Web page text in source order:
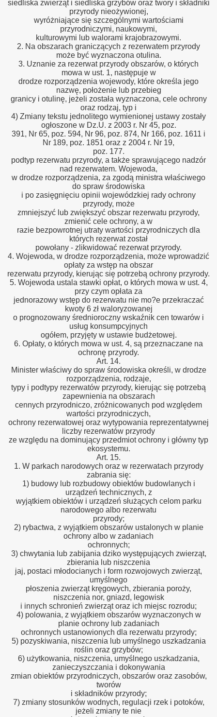
siedliska zwierząt i siedliska grzybów oraz twory i składniki
przyrody nieożywionej,
wyróżniające się szczególnymi wartościami
przyrodniczymi, naukowymi,
kulturowymi lub walorami krajobrazowymi.
2. Na obszarach graniczących z rezerwatem przyrody
może być wyznaczona otulina.
3. Uznanie za rezerwat przyrody obszarów, o których
mowa w ust. 1, następuje w
drodze rozporządzenia wojewody, które określa jego
nazwę, położenie lub przebieg
granicy i otulinę, jeżeli została wyznaczona, cele ochrony
oraz rodzaj, typ i
4) Zmiany tekstu jednolitego wymienionej ustawy zostały
ogłoszone w Dz.U. z 2003 r. Nr 45, poz.
391, Nr 65, poz. 594, Nr 96, poz. 874, Nr 166, poz. 1611 i
Nr 189, poz. 1851 oraz z 2004 r. Nr 19,
poz. 177.
podtyp rezerwatu przyrody, a także sprawującego nadzór
nad rezerwatem. Wojewoda,
w drodze rozporządzenia, za zgodą ministra właściwego
do spraw środowiska
i po zasięgnięciu opinii wojewódzkiej rady ochrony
przyrody, może
zmniejszyć lub zwiększyć obszar rezerwatu przyrody,
zmienić cele ochrony, a w
razie bezpowrotnej utraty wartości przyrodniczych dla
których rezerwat został
powołany - zlikwidować rezerwat przyrody.
4. Wojewoda, w drodze rozporządzenia, może wprowadzić
opłaty za wstęp na obszar
rezerwatu przyrody, kierując się potrzebą ochrony przyrody.
5. Wojewoda ustala stawki opłat, o których mowa w ust. 4,
przy czym opłata za
jednorazowy wstęp do rezerwatu nie mo?e przekraczać
kwoty 6 zł waloryzowanej
o prognozowany średnioroczny wskaźnik cen towarów i
usług konsumpcyjnych
ogółem, przyjęty w ustawie budżetowej.
6. Opłaty, o których mowa w ust. 4, są przeznaczane na
ochronę przyrody.
Art. 14.
Minister właściwy do spraw środowiska określi, w drodze
rozporządzenia, rodzaje,
typy i podtypy rezerwatów przyrody, kierując się potrzebą
zapewnienia na obszarach
cennych przyrodniczo, zróżnicowanych pod względem
wartości przyrodniczych,
ochrony rezerwatowej oraz wytypowania reprezentatywnej
liczby rezerwatów przyrody
ze względu na dominujący przedmiot ochrony i główny typ
ekosystemu.
Art. 15.
1. W parkach narodowych oraz w rezerwatach przyrody
zabrania się:
1) budowy lub rozbudowy obiektów budowlanych i
urządzeń technicznych, z
wyjątkiem obiektów i urządzeń służących celom parku
narodowego albo rezerwatu
przyrody;
2) rybactwa, z wyjątkiem obszarów ustalonych w planie
ochrony albo w zadaniach
ochronnych;
3) chwytania lub zabijania dziko występujących zwierząt,
zbierania lub niszczenia
jaj, postaci młodocianych i form rozwojowych zwierząt,
umyślnego
płoszenia zwierząt kręgowych, zbierania poroży,
niszczenia nor, gniazd, legowisk
i innych schronień zwierząt oraz ich miejsc rozrodu;
4) polowania, z wyjątkiem obszarów wyznaczonych w
planie ochrony lub zadaniach
ochronnych ustanowionych dla rezerwatu przyrody;
5) pozyskiwania, niszczenia lub umyślnego uszkadzania
roślin oraz grzybów;
6) użytkowania, niszczenia, umyślnego uszkadzania,
zanieczyszczania i dokonywania
zmian obiektów przyrodniczych, obszarów oraz zasobów,
tworów
i składników przyrody;
7) zmiany stosunków wodnych, regulacji rzek i potoków,
jeżeli zmiany te nie